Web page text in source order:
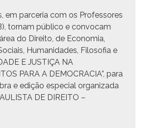
em parce­ria com os Pro­fes­sores
tor­nam públi­co e con­vo­cam
do Dire­ito, de Econo­mia,
Humanidades, Filosofia e
E JUSTIÇA NA
PARA A DEMOCRACIA”, para
e edição espe­cial orga­ni­za­da
DE DIREITO –